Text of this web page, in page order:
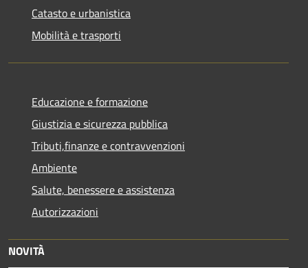
Catasto e urbanistica
Mobilità e trasporti
Educazione e formazione
Giustizia e sicurezza pubblica
Tributi,finanze e contravvenzioni
Ambiente
Salute, benessere e assistenza
Autorizzazioni
NOVITÀ